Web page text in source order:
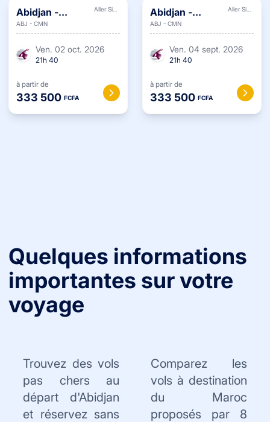
Abidjan -
Casablanca
ABJ - CMN
ven. 02 oct. 2026
21h 40
à partir de
333 500 FCFA
Abidjan -
Casablanca
ABJ - CMN
ven. 04 sept. 2026
21h 40
à partir de
333 500 FCFA
Quelques informations
importantes sur votre
voyage
Trouvez des vols
pas chers au
départ d'Abidjan
et réservez sans
Comparez les
vols à destination
du Maroc
proposés par 8